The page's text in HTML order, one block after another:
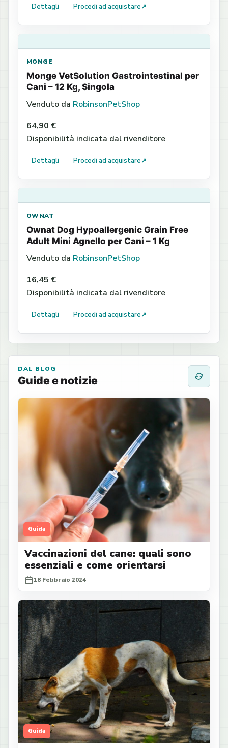
Dettagli Procedi ad acquistare↗
MONGE
Monge VetSolution Gastrointestinal per
Cani – 12 Kg, Singola
Venduto da RobinsonPetShop
64,90 €
Disponibilità indicata dal rivenditore
Dettagli Procedi ad acquistare↗
OWNAT
Ownat Dog Hypoallergenic Grain Free
Adult Mini Agnello per Cani – 1 Kg
Venduto da RobinsonPetShop
16,45 €
Disponibilità indicata dal rivenditore
Dettagli Procedi ad acquistare↗
DAL BLOG
Guide e notizie
Guida
Vaccinazioni del cane: quali sono
essenziali e come orientarsi
18 Febbraio 2024
Guida